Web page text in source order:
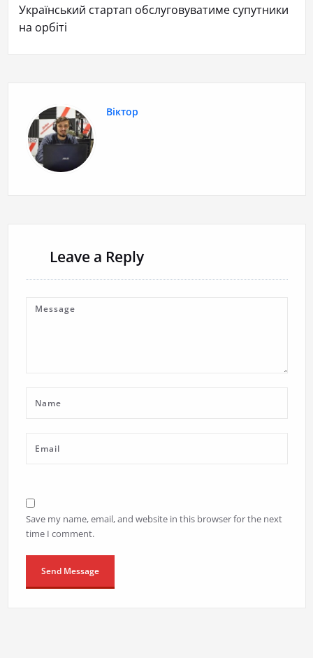
Український стартап обслуговуватиме супутники
на орбіті
Віктор
Leave a Reply
Save my name, email, and website in this browser for the next
time I comment.